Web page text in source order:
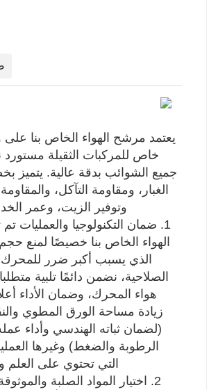
يعتمد مرشح الهواء الخاص بنا
خاص للمركبات الثقيلة مستورد
جميع الشوائب بدقة عالية. يتميز
الغبار، ومقاومة التآكل،
وتوفير الزيت، وعمر
1. ضمان التكنولوجيا والعمليات
الهواء الخاص بنا خصيصًا لمنع
الذي يسبب أكبر ضرر
الصلاحية، نضمن دائمًا تلبية
هواء المحرك، وضمان الأداء
زيادة مساحة الورق المطوي
(لضمان ثباته الهندسي وأداء
الرطوبة والضغط) وغيرها
التي تحتوي على العلم
2. اختيار المواد الصلبة